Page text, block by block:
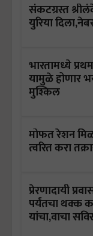
संकटग्रस्त
युरिया
भारतामध्ये
यामुळे होणार
मुश्किल
मोफत रेशन
त्वरित करा
प्रेरणादायी
पर्यंतचा थक्क
यांचा,वाचा